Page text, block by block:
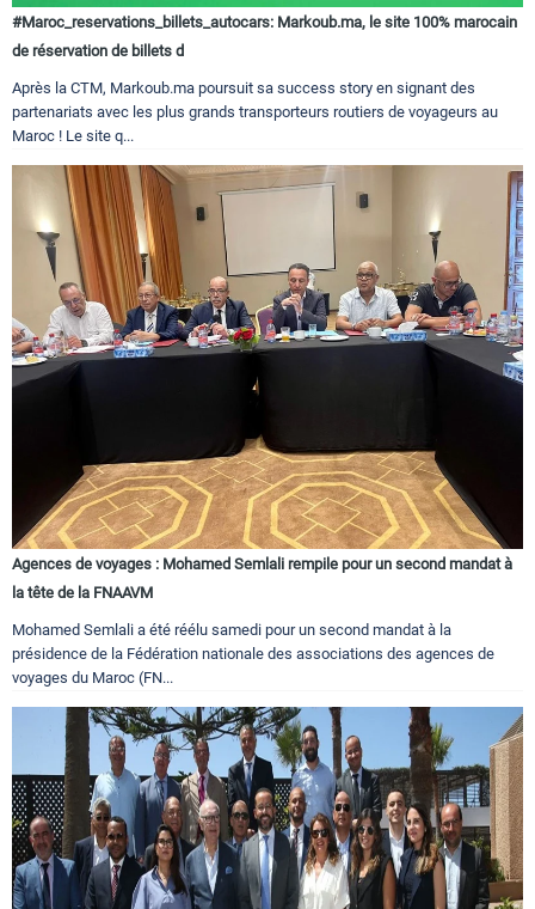
#Maroc_reservations_billets_autocars: Markoub.ma, le site 100% marocain
de réservation de billets d
Après la CTM, Markoub.ma poursuit sa success story en signant des
partenariats avec les plus grands transporteurs routiers de voyageurs au
Maroc ! Le site q...
Agences de voyages : Mohamed Semlali rempile pour un second mandat à
la tête de la FNAAVM
Mohamed Semlali a été réélu samedi pour un second mandat à la
présidence de la Fédération nationale des associations des agences de
voyages du Maroc (FN...